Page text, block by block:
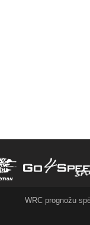
WRC prognožu